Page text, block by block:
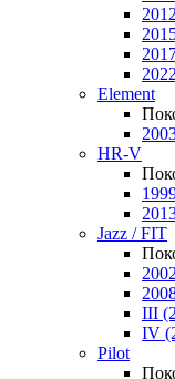
Element
HR-V
Jazz / FIT
III
IV
Pilot